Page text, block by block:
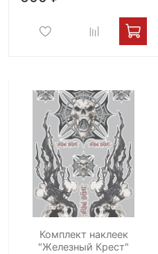
Комплект наклеек
"Железный Крест"